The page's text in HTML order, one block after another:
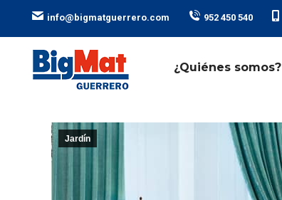
info@bigmatguerrero.com 952 450 540
¿Quiénes somos?
Jardín